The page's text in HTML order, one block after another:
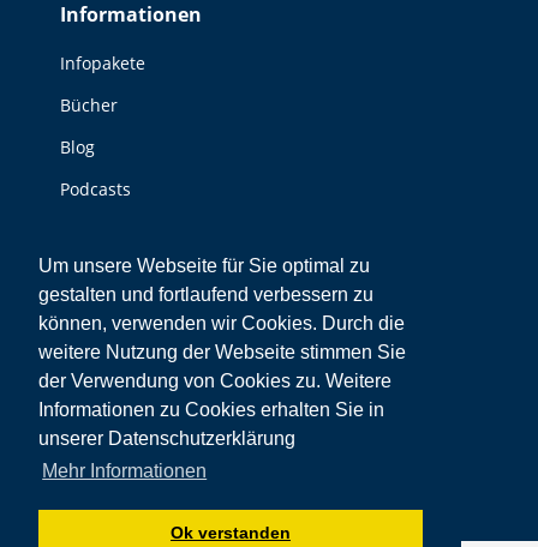
Um unsere Webseite für Sie optimal zu
gestalten und fortlaufend verbessern zu
können, verwenden wir Cookies. Durch die
weitere Nutzung der Webseite stimmen Sie
der Verwendung von Cookies zu. Weitere
Informationen zu Cookies erhalten Sie in
unserer Datenschutzerklärung
Mehr Informationen
Ok verstanden
opens
new
window
opensopensopens
Informationen
Infopakete
Bücher
Blog
Podcasts
Sonstiges
Kontakt
Impressum
Datenschutz